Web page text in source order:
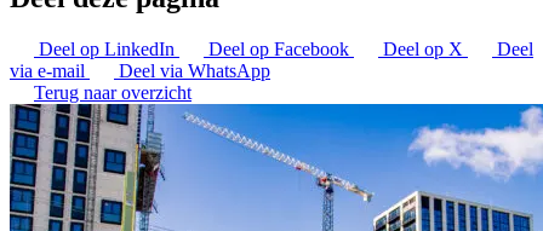
Deel op LinkedIn Deel op Facebook Deel op X
Deel
via e-mail
Deel via WhatsApp
Terug naar overzicht